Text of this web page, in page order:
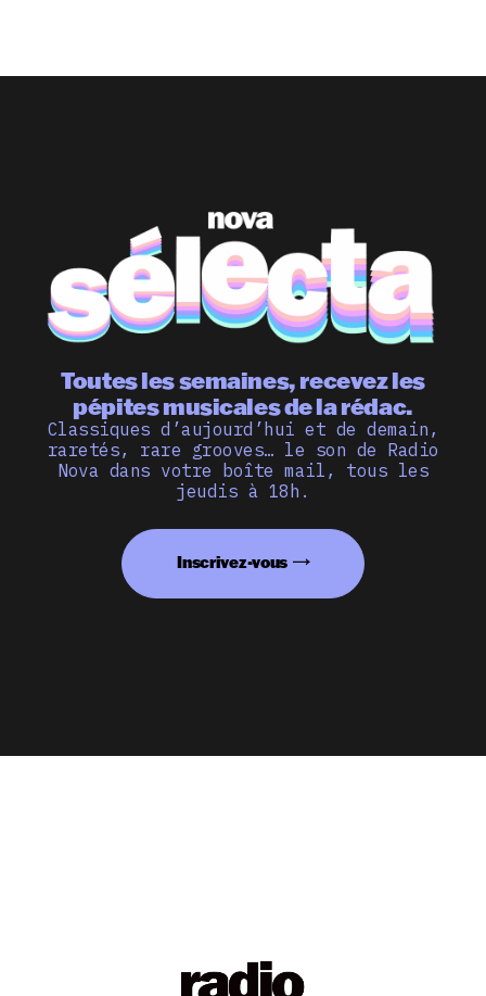
Toutes les semaines, recevez les
pépites musicales de la rédac.
Classiques d’aujourd’hui et de demain,
raretés, rare grooves… le son de Radio
Nova dans votre boîte mail, tous les
jeudis à 18h.
Inscrivez-vous